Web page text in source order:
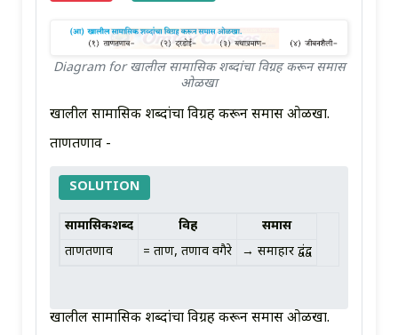
Diagram for खालील सामासिक शब्दांचा विग्रह करून समास
ओळखा
खालील सामासिक शब्दांचा विग्रह करून समास ओळखा.
ताणतणाव -
SOLUTION
सामासिकशब्द विग्रह
समास
ताणतणाव
= ताण, तणाव वगैरे → समाहार द्वंद्व
खालील सामासिक शब्दांचा विग्रह करून समास ओळखा.